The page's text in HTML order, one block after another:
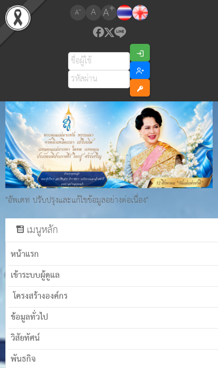
A- A A+
"อัพเดท ปรับปรุงและแก้ไขข้อมูลอย่างต่อเนื่อง"
เมนูหลัก
หน้าแรก
เข้าระบบผู้ดูแล
โครงสร้างองค์กร
ข้อมูลทั่วไป
วิสัยทัศน์
พันธกิจ